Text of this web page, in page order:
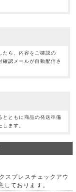
たら、内容をご確認の
確認メールが自動配信さ
とともに商品の発送準備
ます。
スプレスチェックアウ
しております。